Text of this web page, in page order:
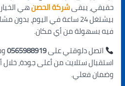
حقيقي، يبقىشركة الحصنهي
بيشتغل 24 ساعة في اليوم،
فيه بسهولة من أي مكان.
اتصل دلوقتي على0565988919
استقبال ستلايت من أعلى جودة، خلال
وضمان فعلي.